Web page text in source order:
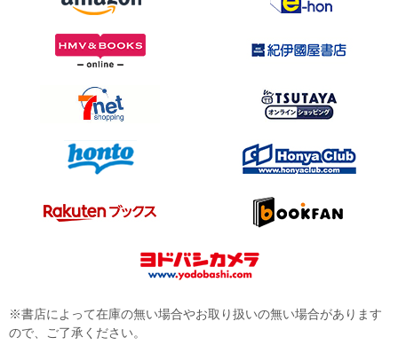
※書店によって在庫の無い場合やお取り扱いの無い場合があります
ので、ご了承ください。